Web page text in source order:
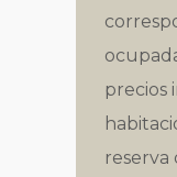
precios
reserva